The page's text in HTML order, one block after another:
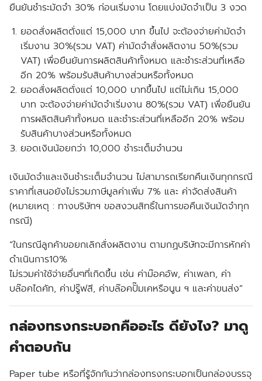
ยืนยันชำระมัดจำ 30% ก่อนเริ่มงาน โดยแบ่งมัดจำเป็น 3 งวด
ยอดสั่งผลิตตั่งแต่ 15,000 บาท ขึ้นไป จะต้องจ่ายค่ามัดจำ
เริ่มงาน 30%(รวม VAT) ค่ามัดจำสั่งผลิตงาน 50%(รวม
VAT) เพื่อยืนยันการผลิตสินค้าทั้งหมด และชำระส่วนที่เหลือ
อีก 20% พร้อมรับสินค้าบางส่วนหรือทั้งหมด
ยอดสั่งผลิตตั่งแต่ 10,000 บาทขึ้นไป แต่ไม่เกิน 15,000
บาท จะต้องจ่ายค่ามัดจำเริ่มงาน 80%(รวม VAT) เพื่อยืนยัน
การผลิตสินค้าทั้งหมด และชำระส่วนที่เหลืออีก 20% พร้อม
รับสินค้าบางส่วนหรือทั้งหมด
ยอดเงินน้อยกว่า 10,000 ชำระเต็มจำนวน
เงินมัดจำและเงินชำระเต็มจำนวน ไม่สามารถเรียกคืนเงินทุกกรณี
ราคาที่เสนอยังไม่รวมภาษีมูลค่าเพิ่ม 7% และ ค่าจัดส่งสินค้า
(หมายเหตุ : ทางบริษัทฯ ขอสงวนสิทธิ์ในการขอคืนเงินมัดจำทุก
กรณี)
“ในกรณีลูกค้าขอยกเลิกสั่งผลิตงาน ตามกฏบริษัทจะมีการหักค่า
ดำเนินการ10%
ไม่รวมค่าใช้จ่ายอื่นๆที่เกิดขึ้น เช่น ค่าม๊อคอัพ, ค่าเพลท, ค่า
บล๊อคไดคัท, ค่าปรู๊ฟสี, ค่าบล๊อคปั๊มเคหรือนูน ฯ และค่าขนส่ง”
กล่องทรงกระบอกคืออะไร ดียังไง? มาดู
คำตอบกัน
Paper tube หรือที่รู้จักกันว่ากล่องทรงกระบอกเป็นกล่องบรรจุ